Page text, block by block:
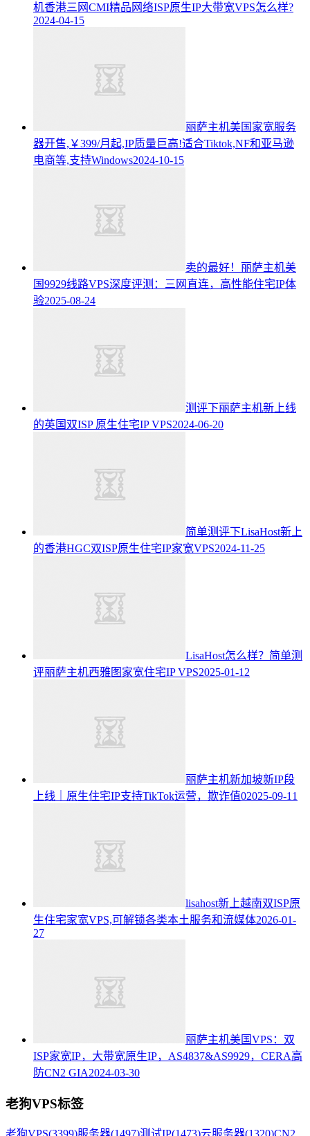
机香港三网CMI精品网络ISP原生IP大带宽VPS怎么样?
2024-04-15
丽萨主机美国家宽服务
器开售,￥399/月起,IP质量巨高!适合Tiktok,NF和亚马逊
电商等,支持Windows2024-10-15
卖的最好！丽萨主机美
国9929线路VPS深度评测：三网直连，高性能住宅IP体
验2025-08-24
测评下丽萨主机新上线
的英国双ISP 原生住宅IP VPS2024-06-20
简单测评下LisaHost新上
的香港HGC双ISP原生住宅IP家宽VPS2024-11-25
LisaHost怎么样？简单测
评丽萨主机西雅图家宽住宅IP VPS2025-01-12
丽萨主机新加坡新IP段
上线｜原生住宅IP支持TikTok运营，欺诈值02025-09-11
lisahost新上越南双ISP原
生住宅家宽VPS,可解锁各类本土服务和流媒体2026-01-
27
丽萨主机美国VPS：双
ISP家宽IP，大带宽原生IP，AS4837&AS9929，CERA高
防CN2 GIA2024-03-30
老狗VPS标签